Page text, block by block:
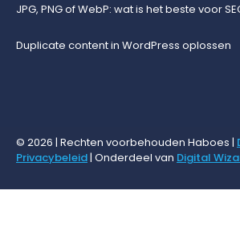
JPG, PNG of WebP: wat is het beste voor
Duplicate content in WordPress oplossen
© 2026 | Rechten voorbehouden Haboes |
Privacybeleid| Onderdeel van Digital